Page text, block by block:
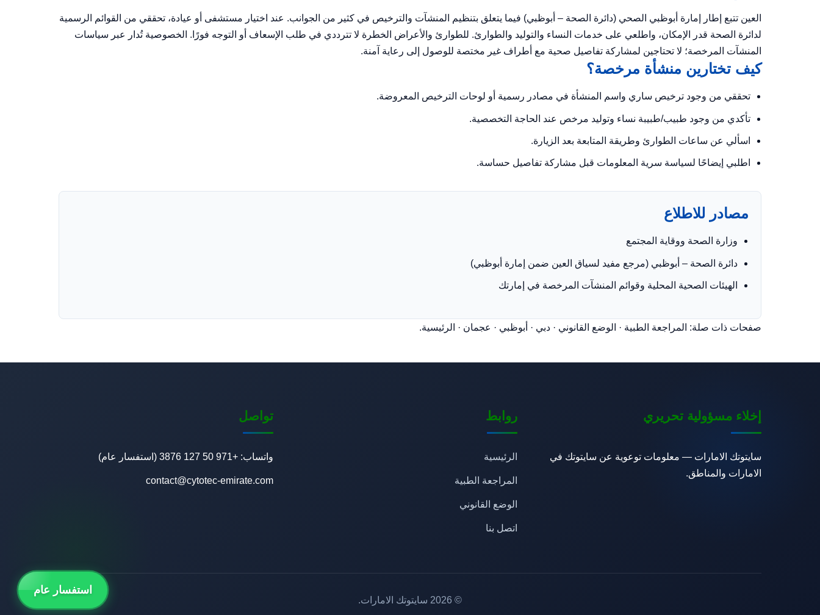
العين تتبع إطار إمارة أبوظبي الصحي (دائرة الصحة – أبوظبي) فيما يتعلق بتنظيم المنشآت والترخيص في كثير من الجوانب. عند اختيار مستشفى أو عيادة، تحققي من القوائم الرسمية
لدائرة الصحة قدر الإمكان، واطلعي على خدمات النساء والتوليد والطوارئ. للطوارئ والأعراض الخطرة لا تترددي في طلب الإسعاف أو التوجه فورًا. الخصوصية تُدار عبر سياسات
المنشآت المرخصة؛ لا تحتاجين لمشاركة تفاصيل صحية مع أطراف غير مختصة للوصول إلى رعاية آمنة.
كيف تختارين منشأة مرخصة؟
تحققي من وجود ترخيص ساري واسم المنشأة في مصادر رسمية أو لوحات الترخيص المعروضة.
تأكدي من وجود طبيب/طبيبة نساء وتوليد مرخص عند الحاجة التخصصية.
اسألي عن ساعات الطوارئ وطريقة المتابعة بعد الزيارة.
اطلبي إيضاحًا لسياسة سرية المعلومات قبل مشاركة تفاصيل حساسة.
مصادر للاطلاع
وزارة الصحة ووقاية المجتمع
دائرة الصحة – أبوظبي (مرجع مفيد لسياق العين ضمن إمارة أبوظبي)
الهيئات الصحية المحلية وقوائم المنشآت المرخصة في إمارتك
صفحات ذات صلة: المراجعة الطبية · الوضع القانوني · دبي · أبوظبي · عجمان · الرئيسية.
إخلاء مسؤولية تحريري
سايتوتك الامارات — معلومات توعوية عن سايتوتك في
الامارات والمناطق.
روابط
الرئيسية
المراجعة الطبية
الوضع القانوني
اتصل بنا
تواصل
واتساب: +971 50 127 3876 (استفسار عام)
contact@cytotec-emirate.com
© 2026 سايتوتك الامارات.
استفسار عام